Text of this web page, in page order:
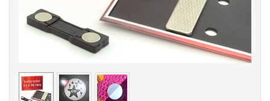
< /picture>